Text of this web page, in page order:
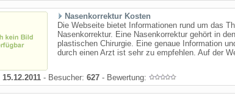
Nasenkorrektur Kosten
Die Webseite bietet Informationen rund um das
Nasenkorrektur. Eine Nasenkorrektur gehört in
plastischen Chirurgie. Eine genaue Information
durch einen Arzt ist sehr zu empfehlen. Auf der
15.12.2011 - Besucher: 627 - Bewertung: